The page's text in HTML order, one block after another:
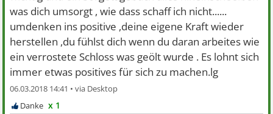
was dich umsorgt , wie dass schaff ich nicht......
umdenken ins positive ,deine eigene Kraft wieder
herstellen ,du fühlst dich wenn du daran arbeites wie
ein verrostete Schloss was geölt wurde . Es lohnt sich
immer etwas positives für sich zu machen.lg
06.03.2018 14:41 •
x 1